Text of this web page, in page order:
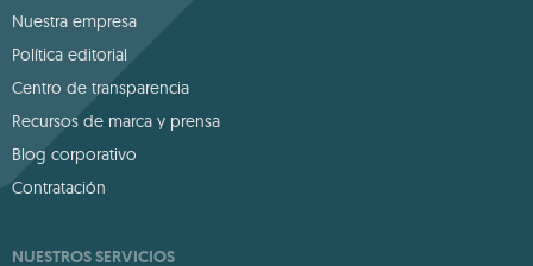
Nuestra empresa
Política editorial
Centro de transparencia
Recursos de marca y prensa
Blog corporativo
Contratación
NUESTROS SERVICIOS